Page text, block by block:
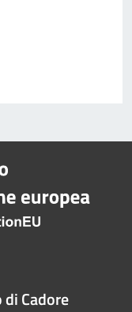
di Cadore